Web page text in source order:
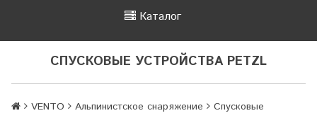
Каталог
СПУСКОВЫЕ УСТРОЙСТВА PETZL
VENTO Альпинистское снаряжение
Спусковые